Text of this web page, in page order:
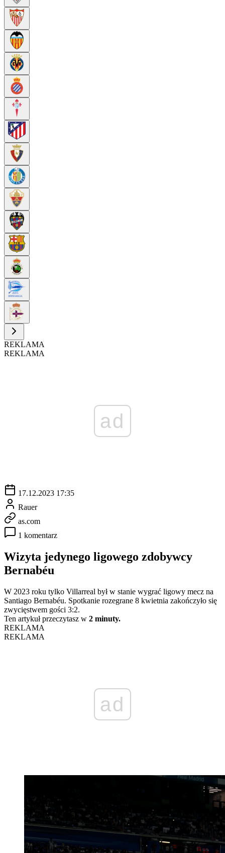
REKLAMA
REKLAMA
ad
17.12.2023 17:35
Rauer
as.com
1 komentarz
Wizyta jedynego ligowego zdobywcy
Bernabéu
W 2023 roku tylko Villarreal był w stanie wygrać ligowy mecz na
Santiago Bernabéu. Spotkanie rozegrane 8 kwietnia zakończyło się
zwycięstwem gości 3:2.
Ten artykuł przeczytasz w 2 minuty.
REKLAMA
REKLAMA
ad